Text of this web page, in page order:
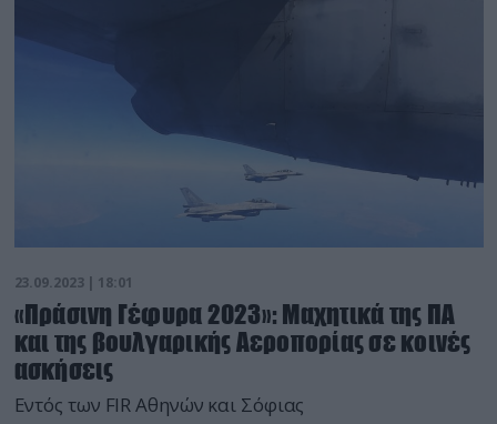
23.09.2023 | 18:01
«Πράσινη Γέφυρα 2023»: Μαχητικά της ΠΑ
και της βουλγαρικής Αεροπορίας σε κοινές
ασκήσεις
Εντός των FIR Αθηνών και Σόφιας